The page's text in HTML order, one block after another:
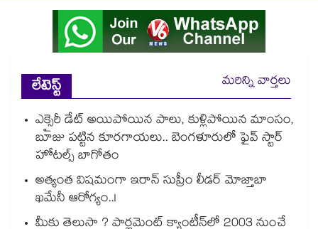
లేటెస్ట్
మరిన్ని వార్తలు
ఎక్సైరీ డేట్ అయిపోయిన పాలు, కుళ్లిపోయిన మాంసం,
బూజు పట్టిన కూరగాయలు.. బెంగళూరులో ఫైవ్ స్టార్
హోటల్స్ బాగోతం
అత్యంత విషమంగా ఇరాన్ సుప్రీం లీడర్ మోజ్తాబా
ఖమేనీ ఆరోగ్యం..!
మీకు తెలుసా ? పార్లమెంట్ క్యాంటీన్⁪లో 2003 నుంచే